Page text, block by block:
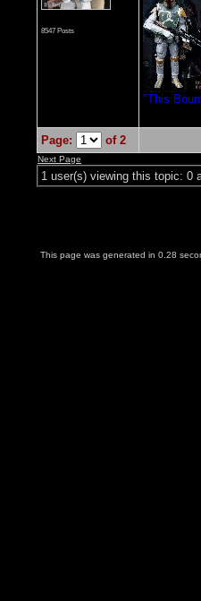
8547 Posts
"This
Page: of 2
Next Page
1 user(s) viewing this topic: 0
This page was generated in 0.28